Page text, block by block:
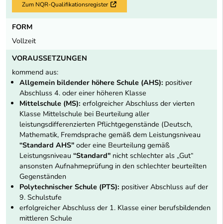
Zum NQR-Qualifikationsregister Externer Link
FORM
Vollzeit
VORAUSSETZUNGEN
kommend aus:
Allgemein bildender höhere Schule (AHS): positiver
Abschluss 4. oder einer höheren Klasse
Mittelschule (MS): erfolgreicher Abschluss der vierten
Klasse Mittelschule bei Beurteilung aller
leistungsdifferenzierten Pflichtgegenstände (Deutsch,
Mathematik, Fremdsprache gemäß dem Leistungsniveau
“Standard AHS" oder eine Beurteilung gemäß
Leistungsniveau “Standard" nicht schlechter als „Gut“
ansonsten Aufnahmeprüfung in den schlechter beurteilten
Gegenständen
Polytechnischer Schule (PTS): positiver Abschluss auf der
9. Schulstufe
erfolgreicher Abschluss der 1. Klasse einer berufsbildenden
mittleren Schule